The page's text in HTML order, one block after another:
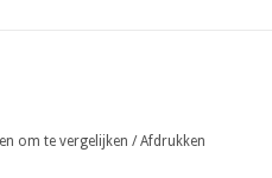
dB / DLr = 16 dB
om te vergelijken /Afdrukken